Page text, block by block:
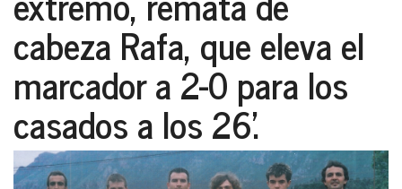
cabeza Rafa, que eleva el
marcador a 2-0 para los
casados a los 26’.